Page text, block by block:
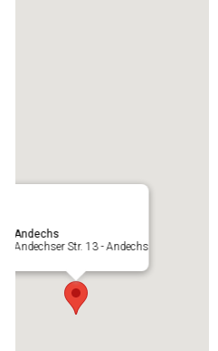
Andechs
Andechser Str. 13 - Andechs